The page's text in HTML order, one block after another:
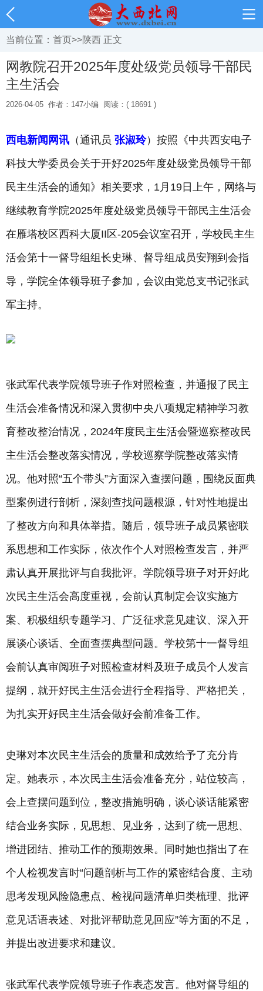
当前位置： 首页>>陕西 正文
网教院召开2025年度处级党员领导干部民
主生活会
2026-04-05 作者：147小编 阅读：( 18691 )
西电新闻网讯 （通讯员 张淑玲）按照《中共西安电子
科技大学委员会关于开好2025年度处级党员领导干部
民主生活会的通知》相关要求，1月19日上午，网络与
继续教育学院2025年度处级党员领导干部民主生活会
在雁塔校区西科大厦II区-205会议室召开，学校民主生
活会第十一督导组组长史琳、督导组成员安翔到会指
导，学院全体领导班子参加，会议由党总支书记张武
军主持。
张武军代表学院领导班子作对照检查，并通报了民主
生活会准备情况和深入贯彻中央八项规定精神学习教
育整改整治情况，2024年度民主生活会暨巡察整改民
主生活会整改落实情况，学校巡察学院整改落实情
况。他对照“五个带头”方面深入查摆问题，围绕反面典
型案例进行剖析，深刻查找问题根源，针对性地提出
了整改方向和具体举措。随后，领导班子成员紧密联
系思想和工作实际，依次作个人对照检查发言，并严
肃认真开展批评与自我批评。学院领导班子对开好此
次民主生活会高度重视，会前认真制定会议实施方
案、积极组织专题学习、广泛征求意见建议、深入开
展谈心谈话、全面查摆典型问题。学校第十一督导组
会前认真审阅班子对照检查材料及班子成员个人发言
提纲，就开好民主生活会进行全程指导、严格把关，
为扎实开好民主生活会做好会前准备工作。
史琳对本次民主生活会的质量和成效给予了充分肯
定。她表示，本次民主生活会准备充分，站位较高，
会上查摆问题到位，整改措施明确，谈心谈话能紧密
结合业务实际，见思想、见业务，达到了统一思想、
增进团结、推动工作的预期效果。同时她也指出了在
个人检视发言时“问题剖析与工作的紧密结合度、主动
思考发现风险隐患点、检视问题清单归类梳理、批评
意见话语表述、对批评帮助意见回应”等方面的不足，
并提出改进要求和建议。
张武军代表学院领导班子作表态发言。他对督导组的